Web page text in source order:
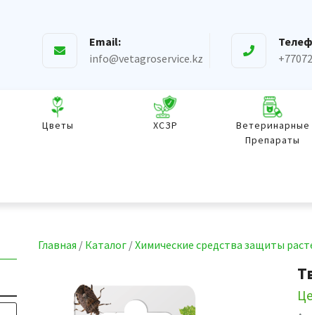
Email:
info@vetagroservice.kz
Цветы ХСЗР
Ветеринарные
Препараты
Главная / Каталог /Химические средства защиты